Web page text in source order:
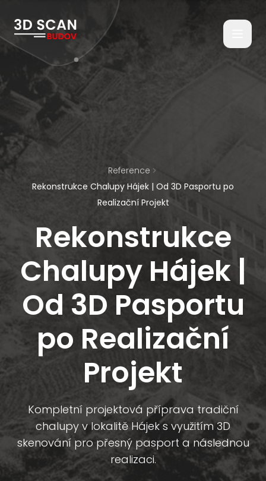
Reference
Rekonstrukce Chalupy Hájek | Od 3D Pasportu po
Realizační Projekt
Rekonstrukce
Chalupy Hájek |
Od 3D Pasportu
po Realizační
Projekt
Kompletní projektová příprava tradiční
chalupy v lokalitě Hájek s využitím 3D
skenování pro přesný pasport a následnou
realizaci.